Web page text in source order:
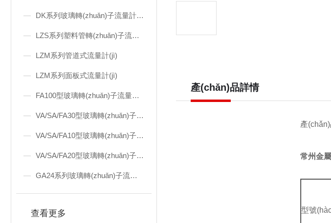
DK系列玻璃轉(zhuǎn)子流量計(jì)
LZS系列塑料管轉(zhuǎn)子流量計(jì)
LZM系列管道式流量計(jì)
LZM系列面板式流量計(jì)
FA100型玻璃轉(zhuǎn)子流量計(jì)
VA/SA/FA30型玻璃轉(zhuǎn)子流量計(jì)
VA/SA/FA10型玻璃轉(zhuǎn)子流量計(jì)
VA/SA/FA20型玻璃轉(zhuǎn)子流量計(jì)
GA24系列玻璃轉(zhuǎn)子流量計(jì)
查看更多
產(chǎn)品詳情
產
常州金
型號